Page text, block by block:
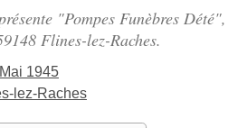
"Pompes Funèbres
Flines-lez-Raches.
1945
lez-Raches